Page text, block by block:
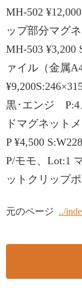
MH-502
ップ部分マグ
MH-503 ¥3,200
ァイル（金属
黒･エンジ P:4
ドマグネット
P ¥4,500
P/モモ、Lot:1
ットクリップ
元のページ ../